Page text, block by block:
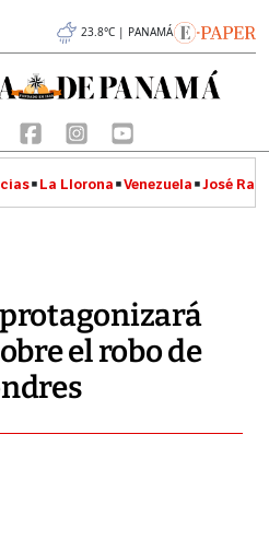
23.8°C | PANAMÁ
La Llorona Venezuela José
el robo de